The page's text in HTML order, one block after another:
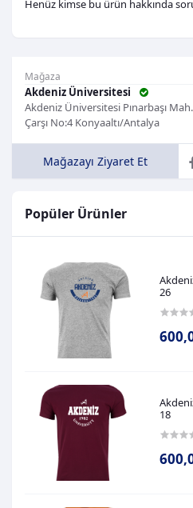
Mağaza
Akdeniz Üniversitesi
Akdeniz Üniversitesi Pınarbaşı
Çarşı No:4 Konyaaltı/Antalya
Mağazayı Ziyaret Et
Popüler Ürünler
26
18
Henüz kimse bu ürün hakkında